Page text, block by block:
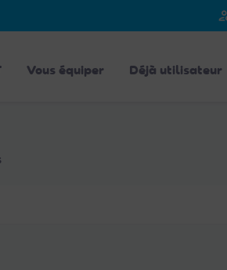
Vous équiper Déjà utilisateur